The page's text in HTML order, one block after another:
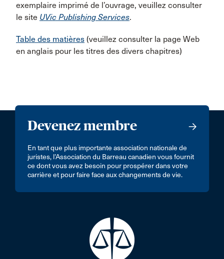
exemplaire imprimé de l’ouvrage, veuillez consulter
le site UVic Publishing Services.
Table des matières (veuillez consulter la page Web
en anglais pour les titres des divers chapitres)
Devenez membre
En tant que plus importante association nationale de
juristes, l’Association du Barreau canadien vous fournit
ce dont vous avez besoin pour prospérer dans votre
carrière et pour faire face aux changements de vie.